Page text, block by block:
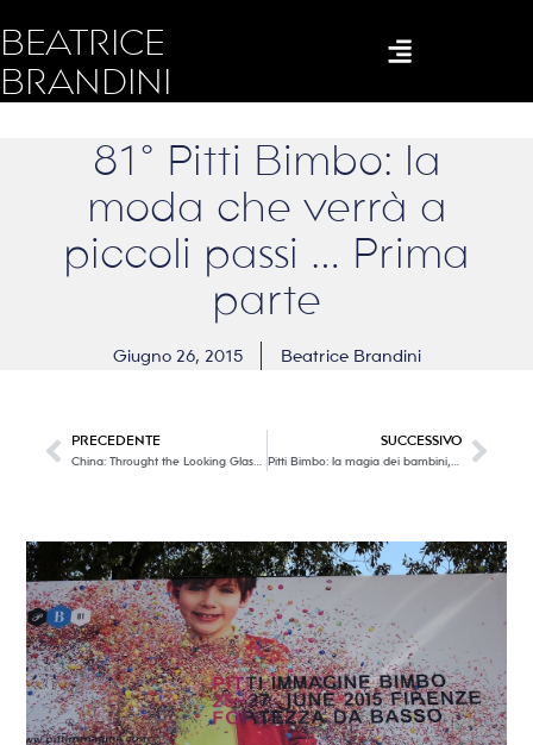
BEATRICE
BRANDINI
81° Pitti Bimbo: la
moda che verrà a
piccoli passi … Prima
parte
Giugno 26, 2015 Beatrice Brandini
PRECEDENTE SUCCESSIVO